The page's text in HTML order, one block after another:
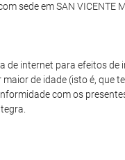
sede em SAN
de internet para efeitos
de idade (isto é, que
com os